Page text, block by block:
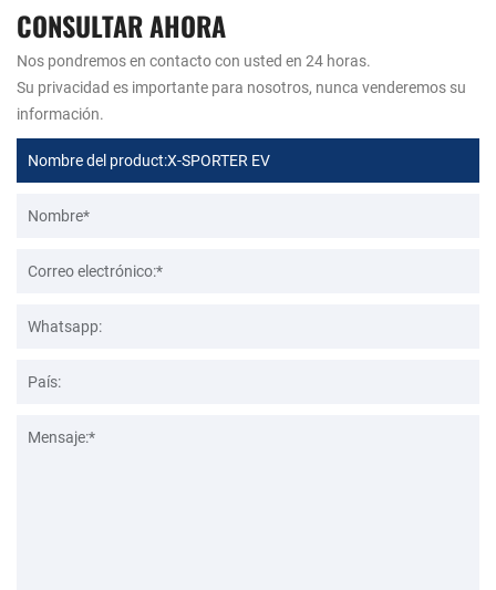
CONSULTAR AHORA
Nos pondremos en contacto con usted en 24 horas.
Su privacidad es importante para nosotros, nunca venderemos su
información.